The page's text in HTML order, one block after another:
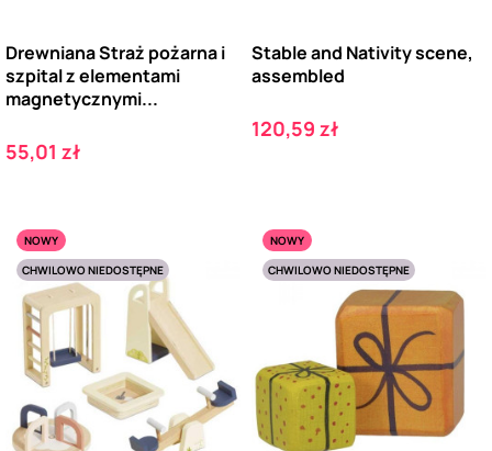
Drewniana Straż pożarna i
szpital z elementami
magnetycznymi...
Cena
55,01 zł
Stable and Nativity scene,
assembled
Cena
120,59 zł
NOWY
CHWILOWO NIEDOSTĘPNE
NOWY
CHWILOWO NIEDOSTĘPNE